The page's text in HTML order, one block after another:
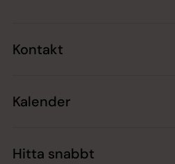
Kontakt
Kalender
Hitta snabbt